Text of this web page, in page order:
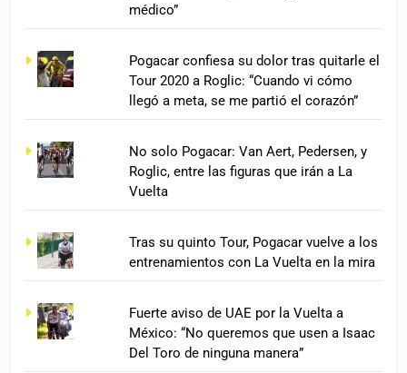
médico”
Pogacar confiesa su dolor tras quitarle el
Tour 2020 a Roglic: “Cuando vi cómo
llegó a meta, se me partió el corazón”
No solo Pogacar: Van Aert, Pedersen, y
Roglic, entre las figuras que irán a La
Vuelta
Tras su quinto Tour, Pogacar vuelve a los
entrenamientos con La Vuelta en la mira
Fuerte aviso de UAE por la Vuelta a
México: “No queremos que usen a Isaac
Del Toro de ninguna manera”